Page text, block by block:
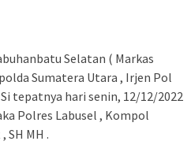
Selatan ( Markas
Sumatera Utara , Irjen Pol
tepatnya hari senin, 12/12/2022
Polres Labusel , Kompol
SH MH .